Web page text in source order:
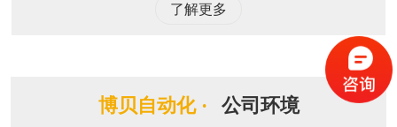
了解更多
博贝自动化 · 公司环境